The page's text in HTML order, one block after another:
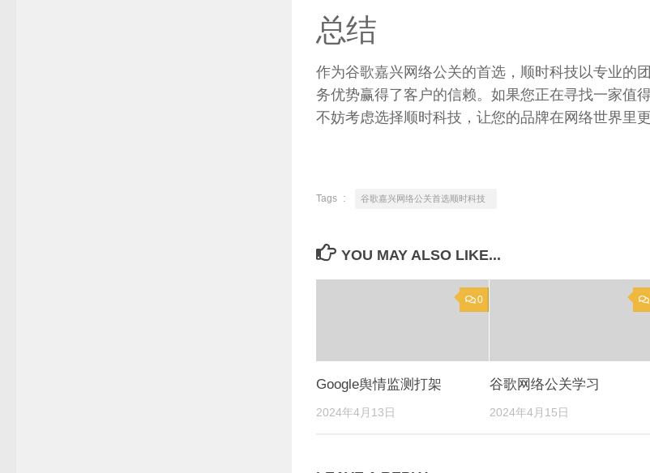
总结
作为谷歌嘉兴网络公关的首选 ， 顺时科技以专业的
务优势赢得了客户的信赖。 如果您正在寻找一家值
不妨考虑选择顺时科技 ， 让您的品牌在网络世界里
Tags : 谷歌嘉兴网络公关首选顺时科技
YOU MAY ALSO LIKE...
0
Google舆情监测打架
2024年4月13日
谷歌网络公关学习
2024年4月15日